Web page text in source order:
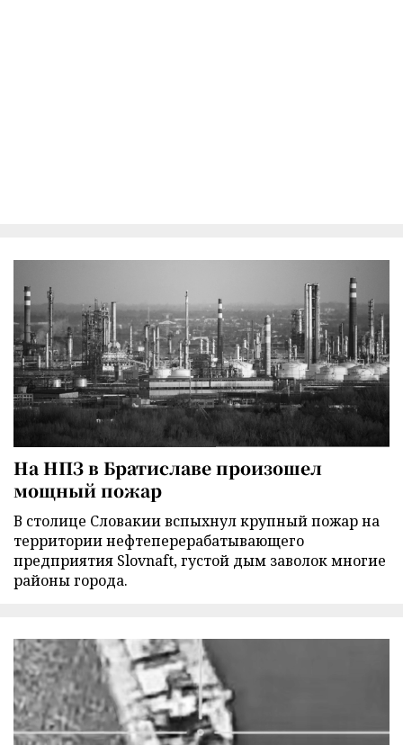
На НПЗ в Братиславе произошел
мощный пожар
В столице Словакии вспыхнул крупный пожар на
территории нефтеперерабатывающего
предприятия Slovnaft, густой дым заволок многие
районы города.